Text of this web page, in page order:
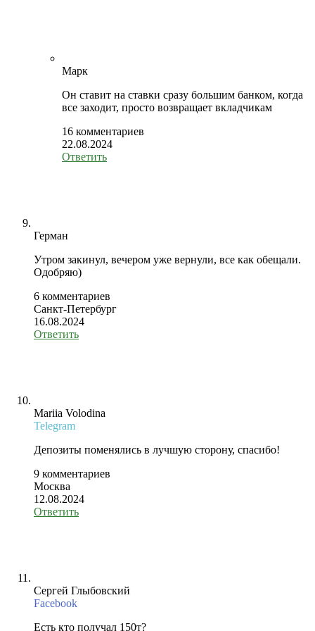
Марк
Он ставит на ставки сразу большим банком, когда
все заходит, просто возвращает вкладчикам
16 комментариев
22.08.2024
Ответить
Герман
Утром закинул, вечером уже вернули, все как обещали.
Одобряю)
6 комментариев
Санкт-Петербург
16.08.2024
Ответить
Mariia Volodina
Telegram
Депозиты поменялись в лучшую сторону, спасибо!
9 комментариев
Москва
12.08.2024
Ответить
Сергей Глыбовский
Facebook
Есть кто получал 150т?